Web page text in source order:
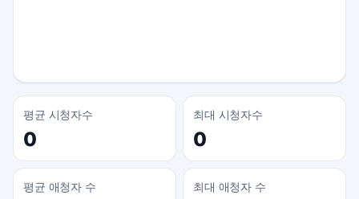
평균 시청자수
0
최대 시청자수
0
평균 애청자 수 최대 애청자 수